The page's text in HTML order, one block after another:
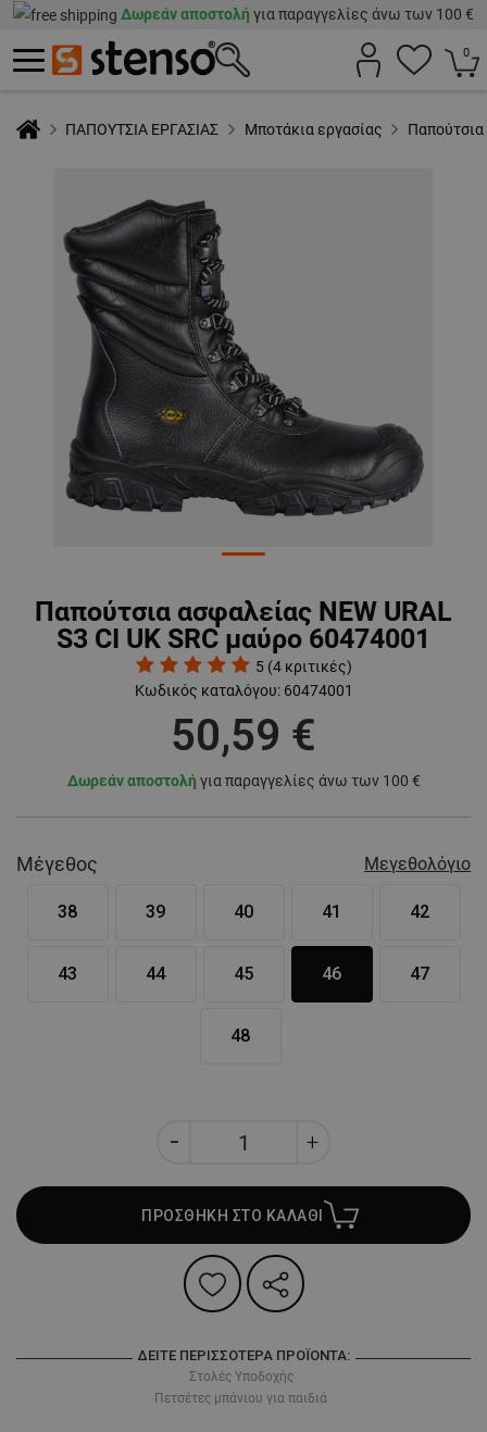
Δωρεάν αποστολή για παραγγελίες άνω των 100 €
0
ΠΑΠΟΥΤΣΙΑ ΕΡΓΑΣΙΑΣ Μποτάκια εργασίας Παπούτσια
Παπούτσια ασφαλείας NEW URAL
S3 CI UK SRC μαύρο 60474001
5 (4 κριτικές)
Κωδικός καταλόγου: 60474001
50,59 €
Δωρεάν αποστολή για παραγγελίες άνω των 100 €
Μέγεθος Μεγεθολόγιο
38 39 40 41 42
43 44 45 46 47
48
ΠΡΟΣΘΗΚΗ ΣΤΟ ΚΑΛΑΘΙ
ΔΕΊΤΕ ΠΕΡΙΣΣΌΤΕΡΑ ΠΡΟΪΌΝΤΑ:
Στολές Υποδοχής
Πετσέτες μπάνιου για παιδιά